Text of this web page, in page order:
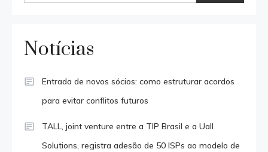
Notícias
Entrada de novos sócios: como estruturar acordos
para evitar conflitos futuros
TALL, joint venture entre a TIP Brasil e a Uall
Solutions, registra adesão de 50 ISPs ao modelo de